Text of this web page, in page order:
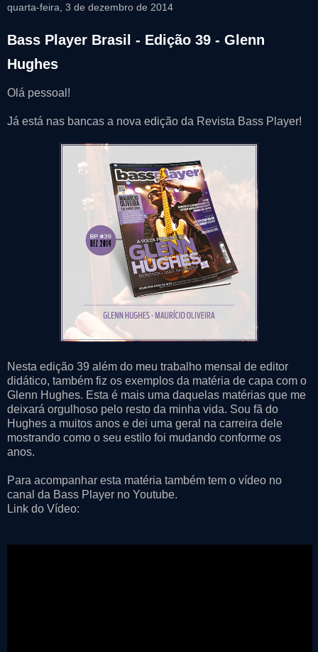
quarta-feira, 3 de dezembro de 2014
Bass Player Brasil - Edição 39 - Glenn
Hughes
Olá pessoal!
Já está nas bancas a nova edição da Revista Bass Player !
Nesta edição 39 além do meu trabalho mensal de editor
didático, também fiz os exemplos da matéria de capa com o
Glenn Hughes. Esta é mais uma daquelas matérias que me
deixará orgulhoso pelo resto da minha vida. Sou fã do
Hughes a muitos anos e dei uma geral na carreira dele
mostrando como o seu estilo foi mudando conforme os
anos.
Para acompanhar esta matéria também tem o vídeo no
canal da Bass Player no Youtube.
Link do Vídeo: